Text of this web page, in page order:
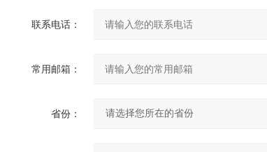
联系电话：
常用邮箱：
省份：